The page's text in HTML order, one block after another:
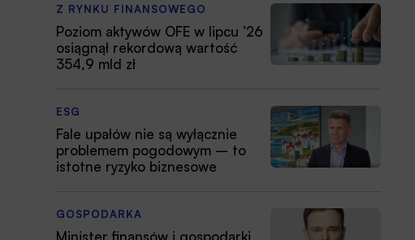
Z RYNKU FINANSOWEGO
Poziom aktywów OFE w lipcu ’26
osiągnął rekordową wartość
354,9 mld zł
ESG
Fale upałów nie są wyłącznie
problemem pogodowym – to
istotne ryzyko biznesowe
GOSPODARKA
Minister finansów i gospodarki